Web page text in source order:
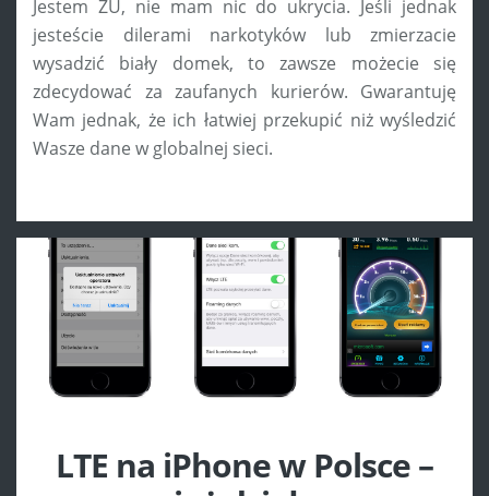
Jestem ZU, nie mam nic do ukrycia. Jeśli jednak
jesteście dilerami narkotyków lub zmierzacie
wysadzić biały domek, to zawsze możecie się
zdecydować za zaufanych kurierów. Gwarantuję
Wam jednak, że ich łatwiej przekupić niż wyśledzić
Wasze dane w globalnej sieci.
LTE na iPhone w Polsce –